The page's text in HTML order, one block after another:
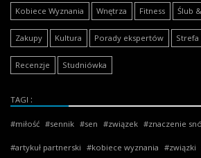
Kobiece Wyznania Wnętrza Fitness Ślub
Zakupy Kultura Porady ekspertów
Recenzje Studniówka
TAGI
miłość sennik sen związek znaczenie
artykuł partnerski kobiece wyznania związki